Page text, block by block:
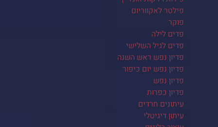
פילטר לאקווריום
פוקר
פדים לילה
פדים לגיל השלישי
פדיון נפש ראש השנה
פדיון נפש יום כיפור
פדיון נפש
פדיון כפרות
עיתונים חרדים
עיתון דיגיטלי